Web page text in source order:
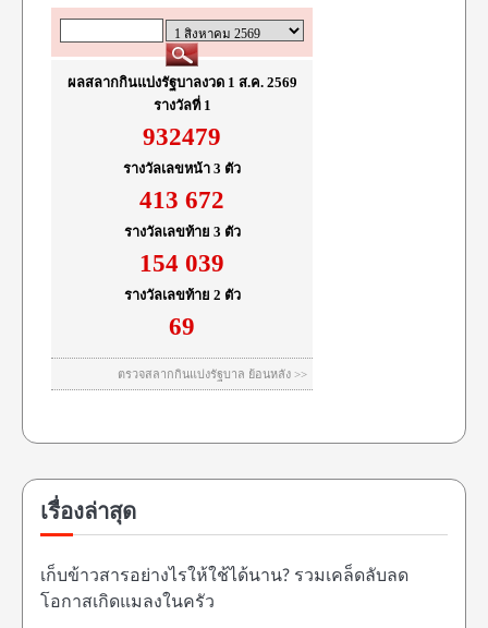
เรื่องล่าสุด
เก็บข้าวสารอย่างไรให้ใช้ได้นาน? รวมเคล็ดลับลด
โอกาสเกิดแมลงในครัว